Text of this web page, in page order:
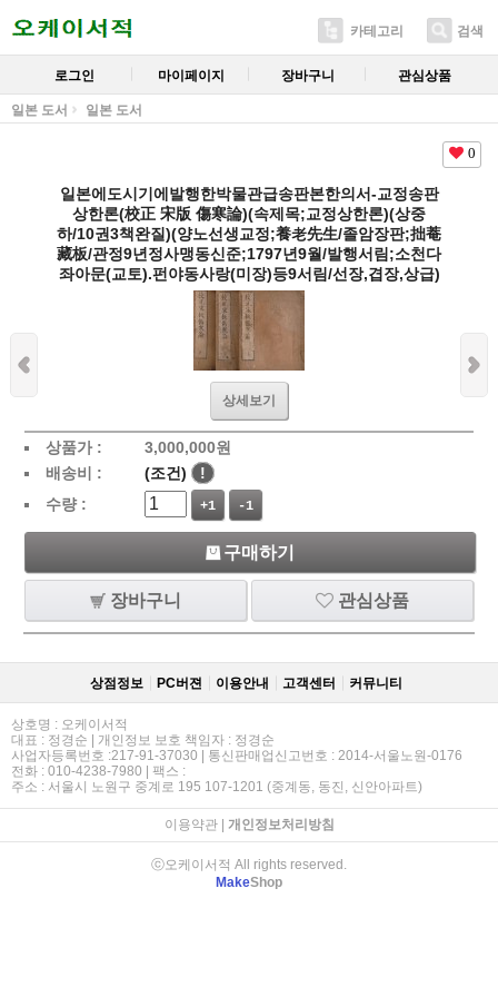
카테고리 검색
로그인 마이페이지 장바구니 관심상품
일본 도서 일본 도서
0
일본에도시기에발행한박물관급송판본한의서-교정송판
상한론(校正 宋版 傷寒論)(속제목;교정상한론)(상중
하/10권3책완질)(양노선생교정;養老先生/졸암장판;拙菴
藏板/관정9년정사맹동신준;1797년9월/발행서림;소천다
좌아문(교토).펀야동사랑(미장)등9서림/선장,겹장,상급)
상세보기
상품가 : 3,000,000원
배송비 :
(조건)
!
수량 :
+1 -1
구매하기
장바구니 관심상품
상점정보 PC버젼 이용안내 고객센터 커뮤니티
상호명 : 오케이서적
대표 : 정경순 | 개인정보 보호 책임자 : 정경순
사업자등록번호 :217-91-37030 | 통신판매업신고번호 : 2014-서울노원-0176
전화 : 010-4238-7980 | 팩스 :
주소 : 서울시 노원구 중계로 195 107-1201 (중계동, 동진, 신안아파트)
이용약관| 개인정보처리방침
ⓒ오케이서적 All rights reserved.
MakeShop